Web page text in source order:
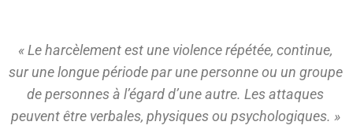
« Le harcèlement est une violence répétée, continue,
sur une longue période par une personne ou un groupe
de personnes à l’égard d’une autre. Les attaques
peuvent être verbales, physiques ou psychologiques. »